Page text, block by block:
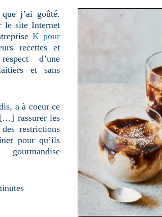
j’ai goûté.
le site Internet
K pour
recettes et
d’une
et sans
a à coeur ce
rassurer les
restrictions
pour qu’ils